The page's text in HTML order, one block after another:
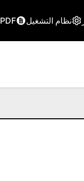
نظام التشغيل PDF محرر